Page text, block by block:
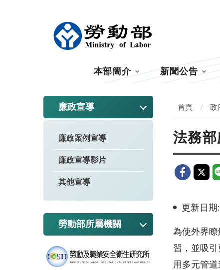
本部簡介 新聞公告
廉政宣導
廉政案例宣導
廉政宣導影片
其他宣導
勞動部所屬機關
首頁 政
法務部
更新日
為使外界
習，並吸
用多元管